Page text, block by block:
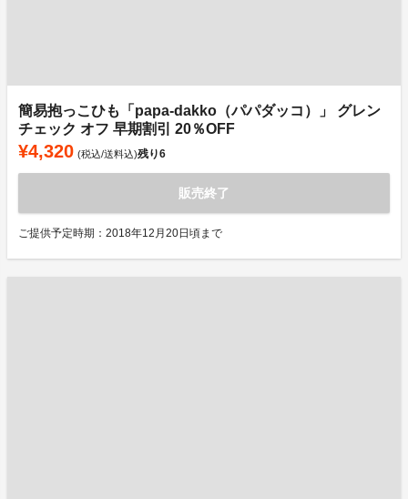
簡易抱っこひも「papa-dakko（パパダッコ）」 グレン
チェック オフ 早期割引 20％OFF
¥4,320 (税込/送料込)残り6
販売終了
ご提供予定時期：2018年12月20日頃まで